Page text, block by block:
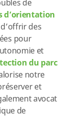
de
d’orientation
des
pour
et
du parc
notre
et
avocat
de